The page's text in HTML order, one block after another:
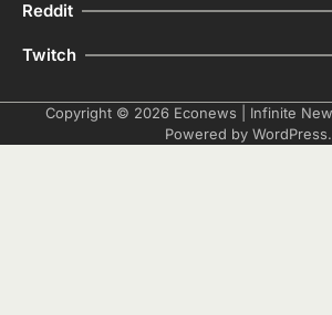
Reddit
Twitch
Copyright © 2026 Econews | Infinite
Powered by WordPress.